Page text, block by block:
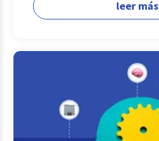
leer más